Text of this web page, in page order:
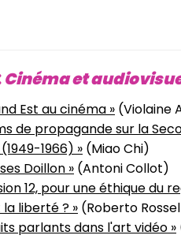
Cinéma et
Est au cinéma » (Violaine
de propagande sur la
1966) » (Miao Chi)
Doillon » (Antoni Collot)
12, pour une éthique du
la liberté ? » (Roberto
parlants dans l'art vidéo »